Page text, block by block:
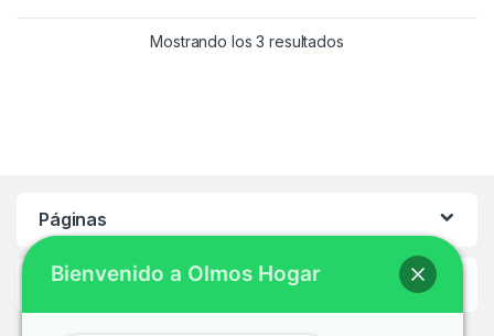
Mostrando los 3 resultados
Páginas
Ayuda
Bienvenido a Olmos Hogar